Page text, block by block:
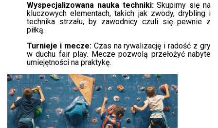
Wyspecjalizowana nauka techniki:Skupimy się na
kluczowych elementach, takich jak zwody, drybling i
technika strzału, by zawodnicy czuli się pewnie z
piłką.
Turnieje i mecze:Czas na rywalizację i radość z gry
w duchu fair play. Mecze pozwolą przełożyć nabyte
umiejętności na praktykę.